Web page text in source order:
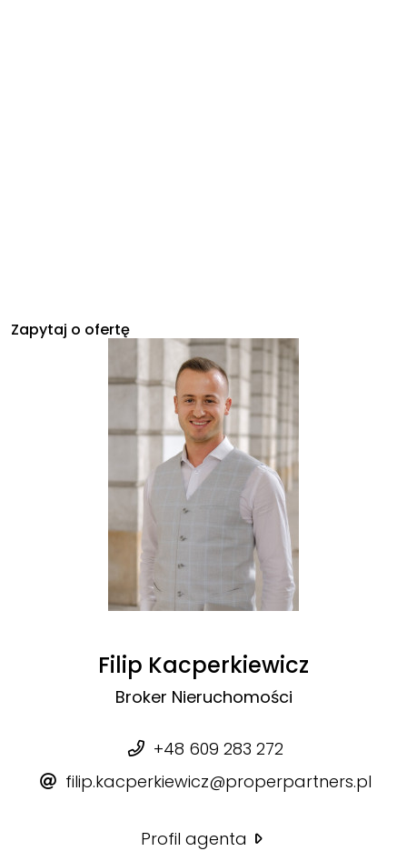
Zapytaj o ofertę
Filip Kacperkiewicz
Broker Nieruchomości
+48 609 283 272
filip.kacperkiewicz@properpartners.pl
Profil agenta